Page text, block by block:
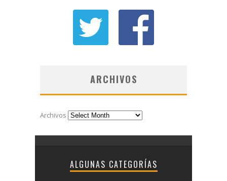
ARCHIVOS
Archivos
ALGUNAS CATEGORÍAS